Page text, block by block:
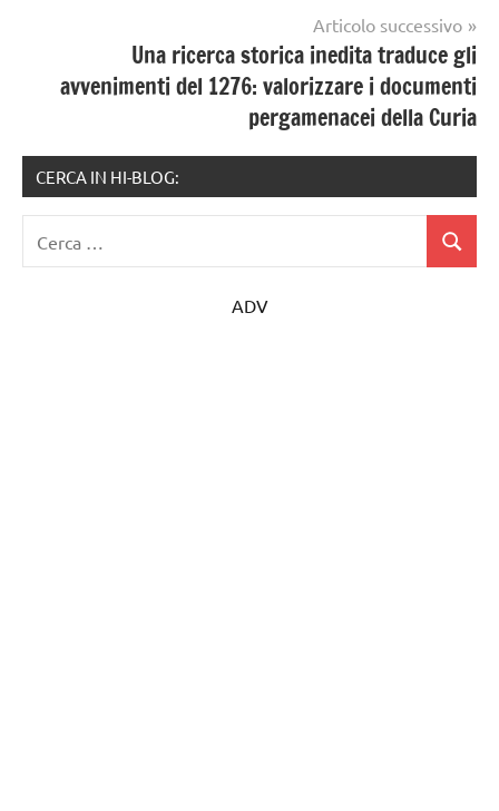
Articolo successivo
Una ricerca storica inedita traduce gli
avvenimenti del 1276: valorizzare i documenti
pergamenacei della Curia
CERCA IN HI-BLOG:
per:
Cerca
ADV